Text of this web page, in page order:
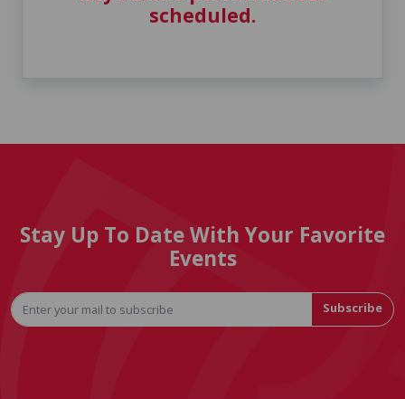
scheduled.
Stay Up To Date With Your Favorite
Events
Subscribe